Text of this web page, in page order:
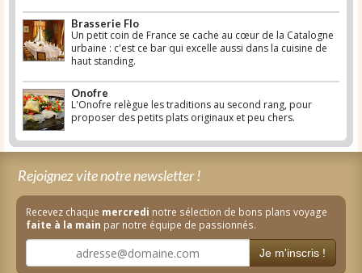
Brasserie Flo
Un petit coin de France se cache au cœur de la Catalogne
urbaine : c'est ce bar qui excelle aussi dans la cuisine de
haut standing.
Onofre
L'Onofre relègue les traditions au second rang, pour
proposer des petits plats originaux et peu chers.
Rejoignez vite notre newsletter !
Recevez chaque mercredi notre sélection de bons plans voyage
faite à la main par notre équipe de passionnés.
Je m'inscris !